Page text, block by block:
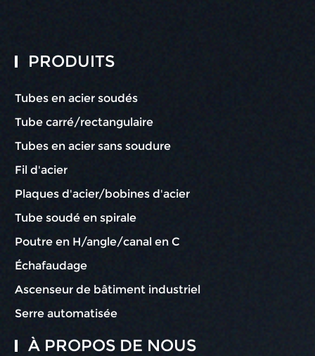
PRODUITS
Tubes en acier soudés
Tube carré/rectangulaire
Tubes en acier sans soudure
Fil d'acier
Plaques d'acier/bobines d'acier
Tube soudé en spirale
Poutre en H/angle/canal en C
Échafaudage
Ascenseur de bâtiment industriel
Serre automatisée
À PROPOS DE NOUS